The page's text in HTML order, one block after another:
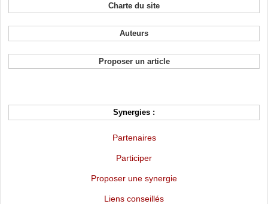
Charte du site
Auteurs
Proposer un article
Synergies :
Partenaires
Participer
Proposer une synergie
Liens conseillés